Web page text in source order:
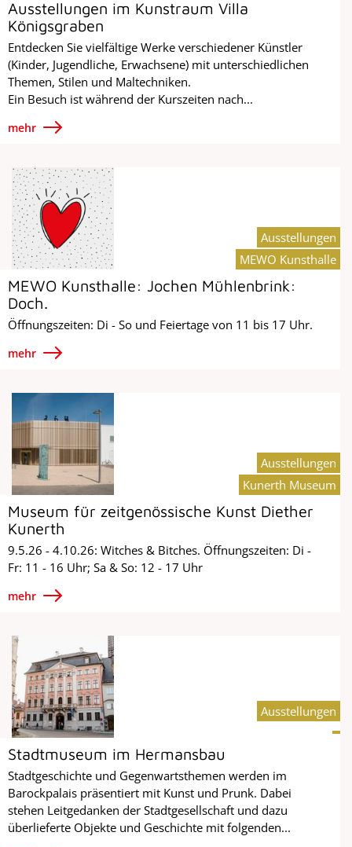
Ausstellungen im Kunstraum Villa
Königsgraben
Entdecken Sie vielfältige Werke verschiedener Künstler
(Kinder, Jugendliche, Erwachsene) mit unterschiedlichen
Themen, Stilen und Maltechniken.
Ein Besuch ist während der Kurszeiten nach...
mehr
MEWO Kunsthalle: Jochen Mühlenbrink:
Doch.
Öffnungszeiten: Di - So und Feiertage von 11 bis 17 Uhr.
mehr
Ausstellungen
MEWO Kunsthalle
Museum für zeitgenössische Kunst Diether
Kunerth
9.5.26 - 4.10.26: Witches & Bitches. Öffnungszeiten: Di -
Fr: 11 - 16 Uhr; Sa & So: 12 - 17 Uhr
mehr
Ausstellungen
Kunerth Museum
Stadtmuseum im Hermansbau
Stadtgeschichte und Gegenwartsthemen werden im
Barockpalais präsentiert mit Kunst und Prunk. Dabei
stehen Leitgedanken der Stadtgesellschaft und dazu
überlieferte Objekte und Geschichte mit folgenden...
Ausstellungen